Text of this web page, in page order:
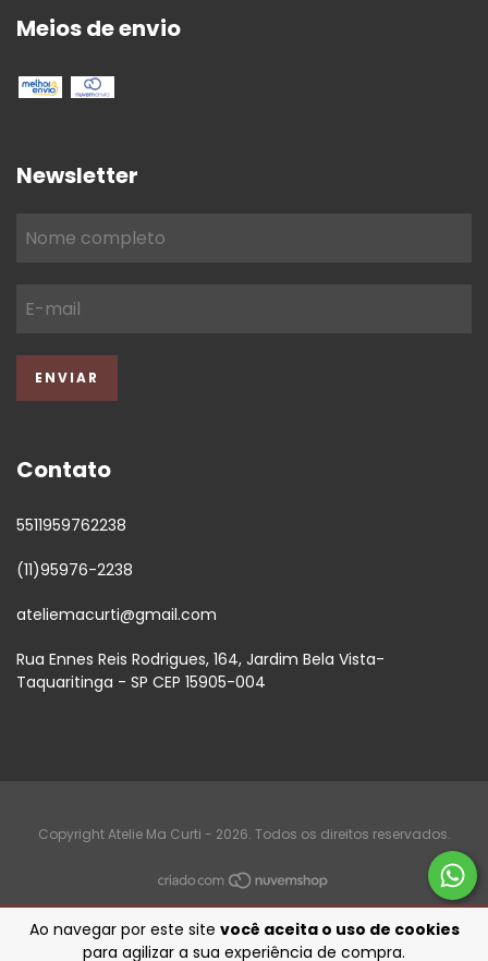
Ao navegar por este site você aceita o uso de cookies
para agilizar a sua experiência de compra.
Meios de envio
Newsletter
Contato
5511959762238
(11)95976-2238
ateliemacurti@gmail.com
Rua Ennes Reis Rodrigues, 164, Jardim Bela Vista-
Taquaritinga - SP CEP 15905-004
Copyright Atelie Ma Curti - 2026. Todos os direitos reservados.